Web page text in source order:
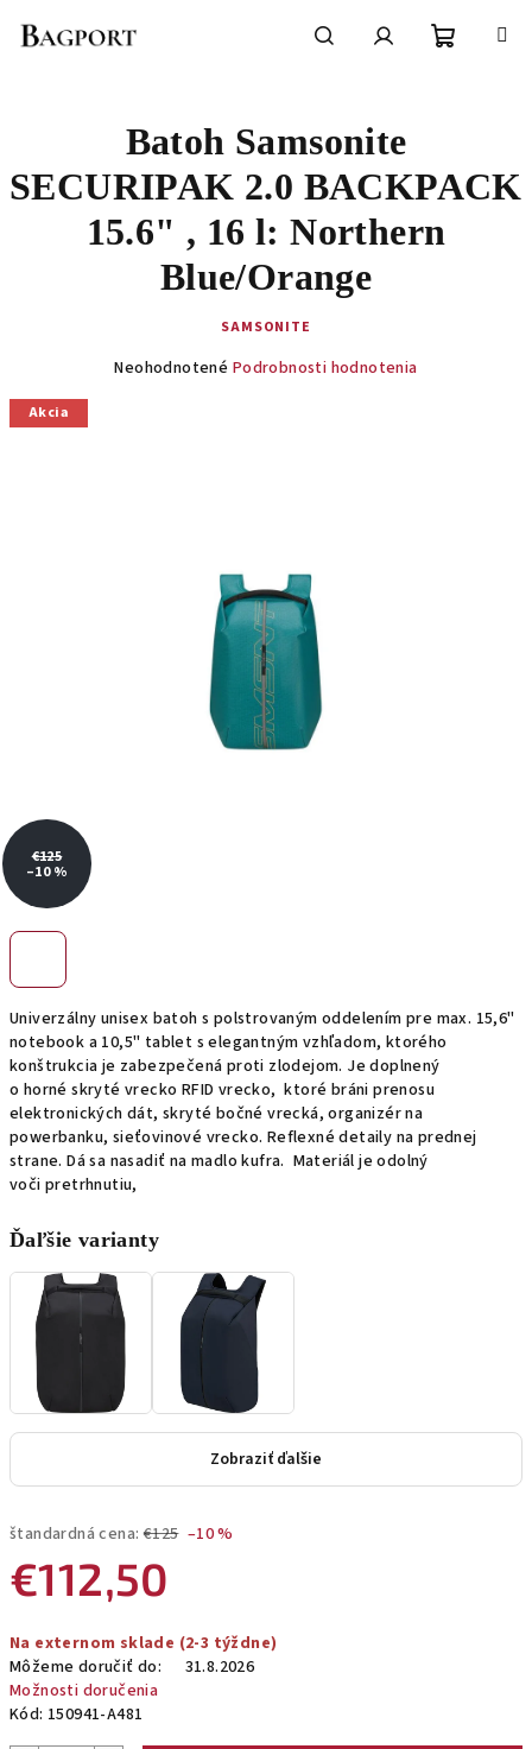
Univerzálny unisex batoh s polstrovaným oddelením pre max. 15,6"
notebook a 10,5" tablet s elegantným vzhľadom, ktorého
konštrukcia je zabezpečená proti zlodejom. Je doplnený
o horné skryté vrecko RFID vrecko, ktoré bráni prenosu
elektronických dát, skryté bočné vrecká, organizér na
powerbanku, sieťovinové vrecko. Reflexné detaily na prednej
strane. Dá sa nasadiť na madlo kufra. Materiál je odolný
voči pretrhnutiu,
Ďaľšie varianty
Zobraziť ďalšie
štandardná cena: €125 –10 %
€112,50
cena:
Na externom sklade (2-3 týždne)
Môžeme doručiť do:
31.8.2026
Možnosti doručenia
Kód: 150941-A481
Batoh Samsonite
SECURIPAK 2.0 BACKPACK
15.6" , 16 l: Northern
Blue/Orange
SAMSONITE
produktu
Neohodnotené Podrobnosti hodnotenia
Akcia
€125
–10 %